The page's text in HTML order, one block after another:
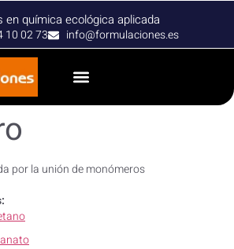
en química ecológica aplicada
10 02 73 info@formulaciones.es
por la unión de monómeros